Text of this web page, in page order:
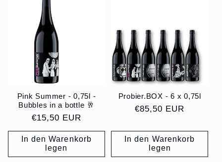
Pink Summer - 0,75l -
Bubbles in a bottle 🥂
Normaler
Preis
€15,50 EUR
In den Warenkorb
legen
Probier.BOX - 6 x 0,75l
Normaler
€85,50 EUR
In den Warenkorb
legen